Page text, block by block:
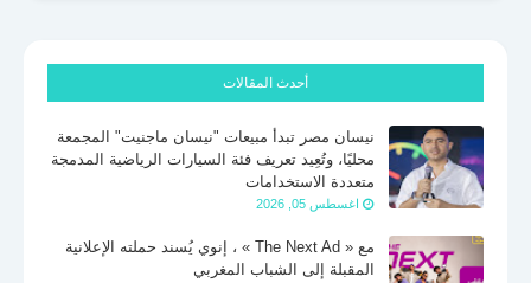
أحدث المقالات
نيسان مصر تبدأ مبيعات "نيسان ماجنيت" المجمعة
محليًا، وتُعِيد تعريف فئة السيارات الرياضية المدمجة
متعددة الاستخدامات
اغسطس 05, 2026
مع « The Next Ad » ، إنوي يُسند حملته الإعلانية
المقبلة إلى الشباب المغربي